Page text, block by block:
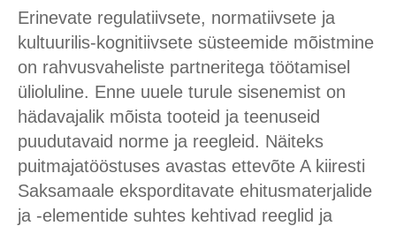
Erinevate regulatiivsete, normatiivsete ja
kultuurilis-kognitiivsete süsteemide mõistmine
on rahvusvaheliste partneritega töötamisel
ülioluline. Enne uuele turule sisenemist on
hädavajalik mõista tooteid ja teenuseid
puudutavaid norme ja reegleid. Näiteks
puitmajatööstuses avastas ettevõte A kiiresti
Saksamaale eksporditavate ehitusmaterjalide
ja -elementide suhtes kehtivad reeglid ja